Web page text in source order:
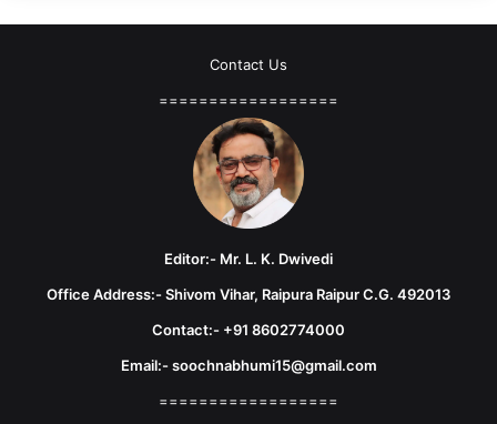
Contact Us
==================
Editor:- Mr. L. K. Dwivedi
Office Address:- Shivom Vihar, Raipura Raipur C.G. 492013
Contact:- +91 8602774000
Email:- soochnabhumi15@gmail.com
==================